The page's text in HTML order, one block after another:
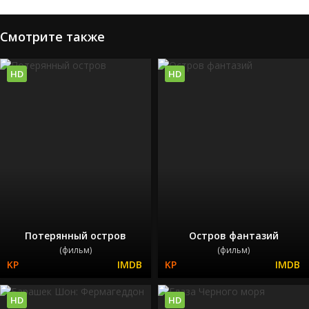
Смотрите также
Потерянный остров
(фильм)
HD
Остров фантазий
(фильм)
HD
HD HD